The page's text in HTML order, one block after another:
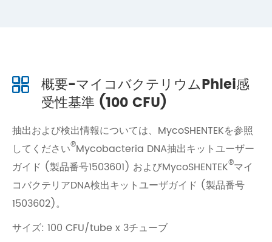
概要-マイコバクテリウムPhlei感
受性基準 (100 CFU)
抽出および検出情報については、MycoSHENTEKを参照
してください®Mycobacteria DNA抽出キットユーザー
ガイド (製品番号1503601) およびMycoSHENTEK®マイ
コバクテリアDNA検出キットユーザガイド (製品番号
1503602)。
サイズ: 100 CFU/tube x 3チューブ